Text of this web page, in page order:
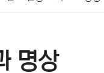
교육 교통
명상